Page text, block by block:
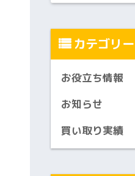
カテゴリー
お役立ち情報
お知らせ
買い取り実績